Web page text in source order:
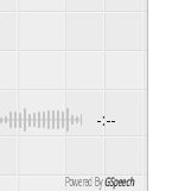
-:--
Powered By GSpeech